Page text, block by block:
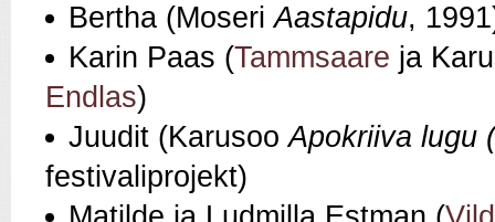
Bertha (MoseriAastapidu,
Karin Paas (Tammsaare ja
Endlas)
Juudit (KarusooApokriiva lugu
festivaliprojekt)